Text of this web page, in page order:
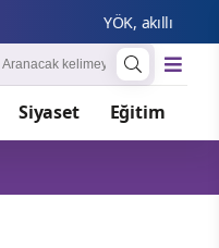
YÖK, akıllı
Siyaset Eğitim